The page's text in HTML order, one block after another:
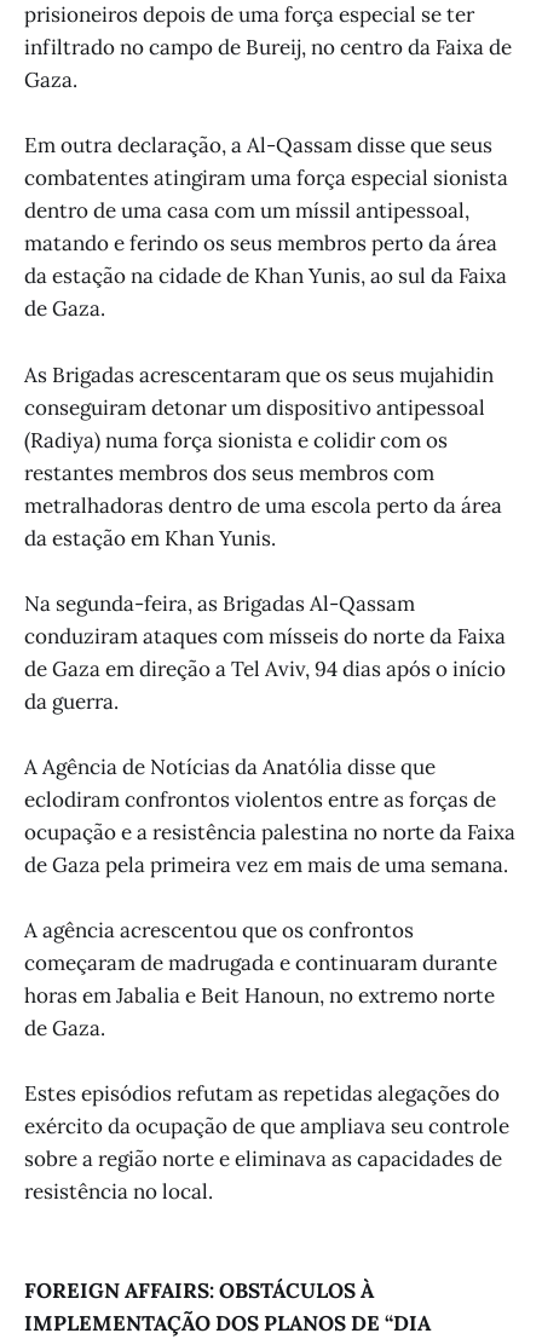
prisioneiros depois de uma força especial se ter
infiltrado no campo de Bureij, no centro da Faixa de
Gaza.
Em outra declaração, a Al-Qassam disse que seus
combatentes atingiram uma força especial sionista
dentro de uma casa com um míssil antipessoal,
matando e ferindo os seus membros perto da área
da estação na cidade de Khan Yunis, ao sul da Faixa
de Gaza.
As Brigadas acrescentaram que os seus mujahidin
conseguiram detonar um dispositivo antipessoal
(Radiya) numa força sionista e colidir com os
restantes membros dos seus membros com
metralhadoras dentro de uma escola perto da área
da estação em Khan Yunis.
Na segunda-feira, as Brigadas Al-Qassam
conduziram ataques com mísseis do norte da Faixa
de Gaza em direção a Tel Aviv, 94 dias após o início
da guerra.
A Agência de Notícias da Anatólia disse que
eclodiram confrontos violentos entre as forças de
ocupação e a resistência palestina no norte da Faixa
de Gaza pela primeira vez em mais de uma semana.
A agência acrescentou que os confrontos
começaram de madrugada e continuaram durante
horas em Jabalia e Beit Hanoun, no extremo norte
de Gaza.
Estes episódios refutam as repetidas alegações do
exército da ocupação de que ampliava seu controle
sobre a região norte e eliminava as capacidades de
resistência no local.
FOREIGN AFFAIRS: OBSTÁCULOS À
IMPLEMENTAÇÃO DOS PLANOS DE “DIA